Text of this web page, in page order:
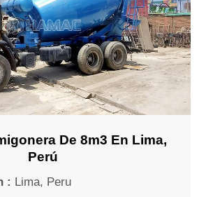
De 8m3 En Lima,
Perú
: Lima, Peru